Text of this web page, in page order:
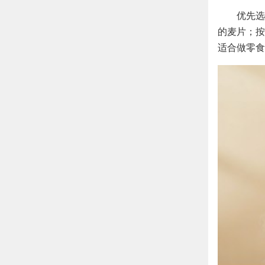
优先
的麦片；
适合做零